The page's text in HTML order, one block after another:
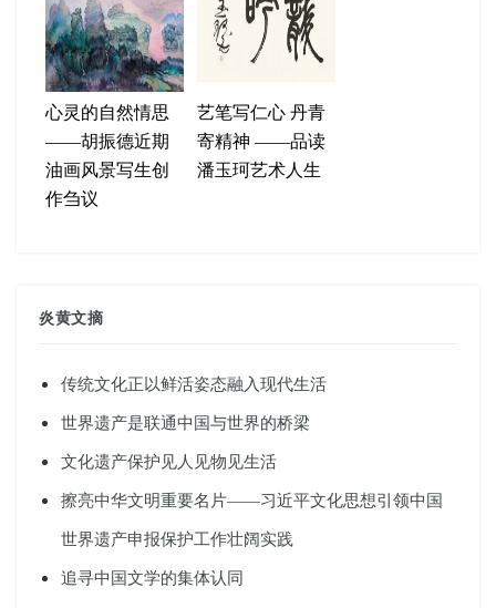
心灵的自然情思
——胡振德近期
油画风景写生创
作刍议
艺笔写仁心 丹青
寄精神 ——品读
潘玉珂艺术人生
炎黄文摘
传统文化正以鲜活姿态融入现代生活
世界遗产是联通中国与世界的桥梁
文化遗产保护见人见物见生活
擦亮中华文明重要名片——习近平文化思想引领中国
世界遗产申报保护工作壮阔实践
追寻中国文学的集体认同